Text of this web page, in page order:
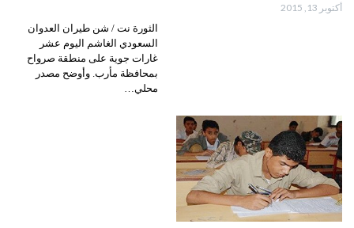
أكتوبر 13, 2015
الثورة نت / شن طيران العدوان
السعودي الغاشم اليوم عشر
غارات جوية على منطقة صرواح
بمحافظة مأرب. وأوضح مصدر
محلي…